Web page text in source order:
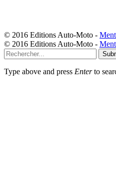
© 2016 Editions Auto-Moto -
© 2016 Editions Auto-Moto -
Type above and press Enterto